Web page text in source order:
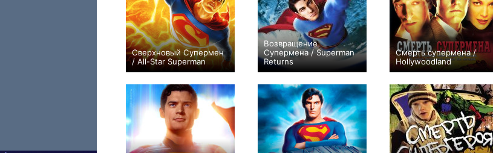
Сверхновый Супермен
/ All-Star Superman
0
Возвращение
Супермена / Superman
Returns
+1
Смерть супермена /
Hollywoodland
+1